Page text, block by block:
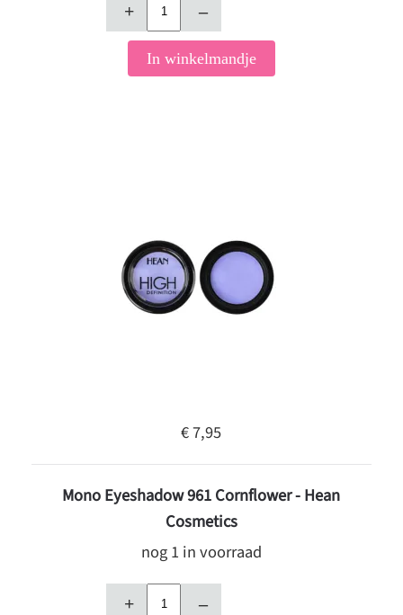
+ –
In winkelmandje
€ 7,95
Mono Eyeshadow 961 Cornflower - Hean
Cosmetics
nog 1 in voorraad
+ –